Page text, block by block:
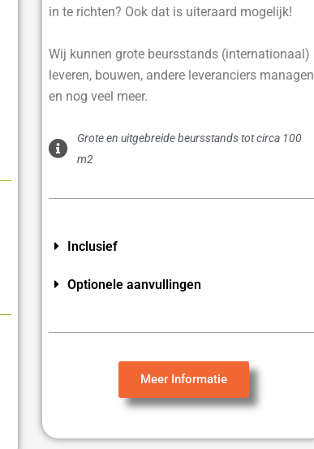
in te richten? Ook dat is uiteraard mogelijk!
Wij kunnen grote beursstands (internationaal)
leveren, bouwen, andere leveranciers managen
en nog veel meer.
Grote en uitgebreide beursstands tot circa 100
m2
Inclusief
Optionele aanvullingen
Meer Informatie